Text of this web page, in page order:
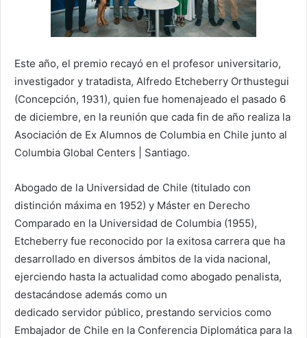
Este año, el premio recayó en el profesor universitario,
investigador y tratadista, Alfredo Etcheberry Orthustegui
(Concepción, 1931), quien fue homenajeado el pasado 6
de diciembre, en la reunión que cada fin de año realiza la
Asociación de Ex Alumnos de Columbia en Chile junto al
Columbia Global Centers | Santiago.
Abogado de la Universidad de Chile (titulado con
distinción máxima en 1952) y Máster en Derecho
Comparado en la Universidad de Columbia (1955),
Etcheberry fue reconocido por la exitosa carrera que ha
desarrollado en diversos ámbitos de la vida nacional,
ejerciendo hasta la actualidad como abogado penalista,
destacándose además como un
dedicado servidor público, prestando servicios como
Embajador de Chile en la Conferencia Diplomática para la